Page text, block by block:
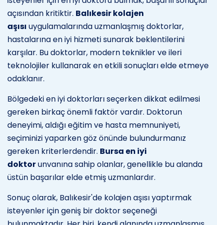
açısından kritiktir. Balıkesir kolajen
aşısı uygulamalarında uzmanlaşmış doktorlar,
hastalarına en iyi hizmeti sunarak beklentilerini
karşılar. Bu doktorlar, modern teknikler ve ileri
teknolojiler kullanarak en etkili sonuçları elde etmeye
odaklanır.
Bölgedeki en iyi doktorları seçerken dikkat edilmesi
gereken birkaç önemli faktör vardır. Doktorun
deneyimi, aldığı eğitim ve hasta memnuniyeti,
seçiminizi yaparken göz önünde bulundurmanız
gereken kriterlerdendir. Bursa en iyi
doktorunvanına sahip olanlar, genellikle bu alanda
üstün başarılar elde etmiş uzmanlardır.
Sonuç olarak, Balıkesir'de kolajen aşısı yaptırmak
isteyenler için geniş bir doktor seçeneği